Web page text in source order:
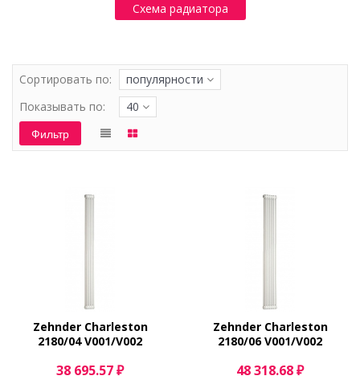
Схема радиатора
Сортировать по:
популярности
Показывать по:
40
Фильтр
Zehnder Charleston
2180/04 V001/V002
38 695.57 ₽
Zehnder Charleston
2180/06 V001/V002
48 318.68 ₽